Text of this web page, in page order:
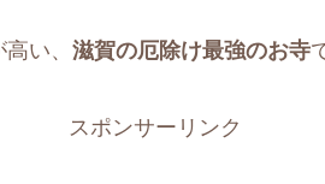
い、 滋賀の厄除け最強のお寺
スポンサーリンク